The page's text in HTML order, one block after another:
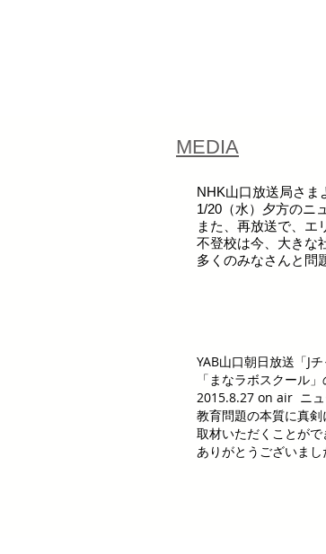
MEDIA
NHK山口放送局さま
1/20（水）夕方のニ
また、再放送で、エ
不登校は今、大きな
多くのみなさんと問
YAB山口朝日放送「J
「まなラボスクール
2015.8.27 on air ニュ
教育問題の本質に真
取材いただくことがで
ありがとうございまし